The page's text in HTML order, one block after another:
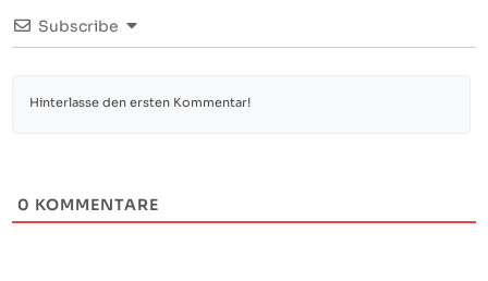
Subscribe
0 KOMMENTARE